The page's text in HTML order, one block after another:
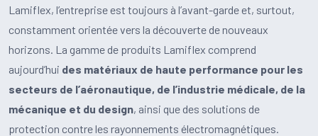
Lamiflex, l’entreprise est toujours à l’avant-garde et, surtout,
constamment orientée vers la découverte de nouveaux
horizons. La gamme de produits Lamiflex comprend
aujourd’hui des matériaux de haute performance pour les
secteurs de l’aéronautique, de l’industrie médicale, de la
mécanique et du design, ainsi que des solutions de
protection contre les rayonnements électromagnétiques.